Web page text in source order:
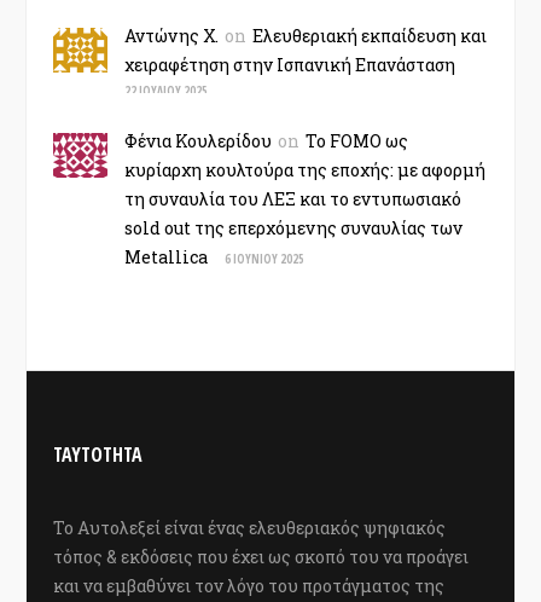
Αντώνης Χ. on Ελευθεριακή εκπαίδευση και
χειραφέτηση στην Ισπανική Επανάσταση
22 ΙΟΥΛΊΟΥ 2025
Φένια Κουλερίδου on Το FOMO ως
κυρίαρχη κουλτούρα της εποχής: με αφορμή
τη συναυλία του ΛΕΞ και το εντυπωσιακό
sold out της επερχόμενης συναυλίας των
Metallica
6 ΙΟΥΝΊΟΥ 2025
ΤΑΥΤΟΤΗΤΑ
Το Αυτολεξεί είναι ένας ελευθεριακός ψηφιακός
τόπος & εκδόσεις που έχει ως σκοπό του να προάγει
και να εμβαθύνει τον λόγο του προτάγματος της